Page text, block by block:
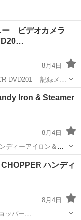
ビデオカメラ
8月4日
記録メデ
Iron & Steamer
8月4日
ディーアイロン＆ス
ハンディ
8月4日
ッパー…